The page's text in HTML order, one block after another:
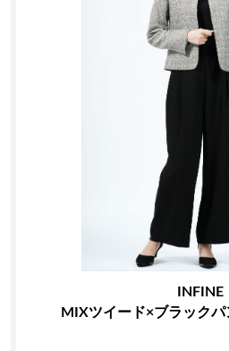
INFINE
MIXツイード×ブラックパ